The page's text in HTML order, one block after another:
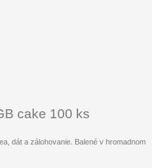
cake 100 ks
dát a zálohovanie. Balené v hromadnom